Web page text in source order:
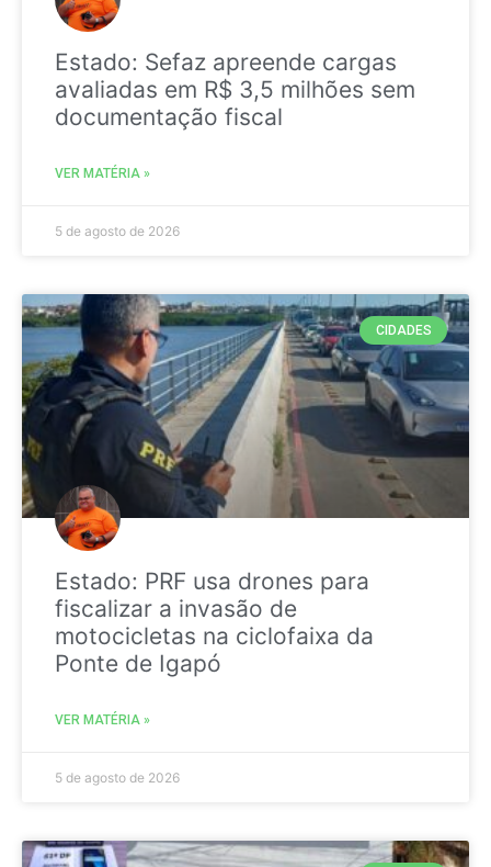
Estado: Sefaz apreende cargas
avaliadas em R$ 3,5 milhões sem
documentação fiscal
VER MATÉRIA »
5 de agosto de 2026
CIDADES
Estado: PRF usa drones para
fiscalizar a invasão de
motocicletas na ciclofaixa da
Ponte de Igapó
VER MATÉRIA »
5 de agosto de 2026